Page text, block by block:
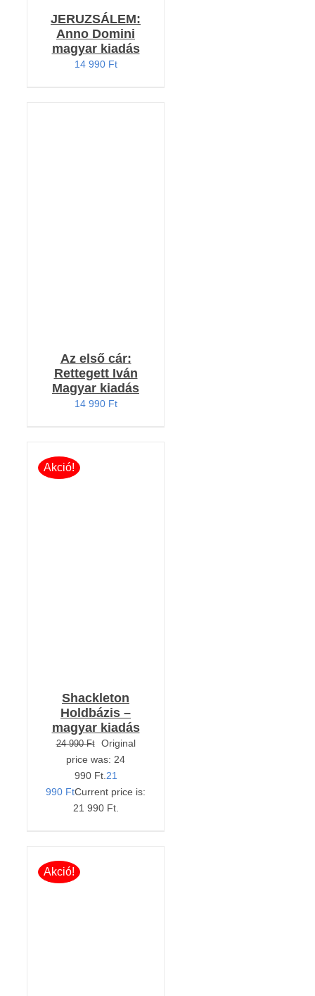
JERUZSÁLEM:
Anno Domini
magyar kiadás
14 990 Ft
Az első cár:
Rettegett Iván
Magyar kiadás
14 990 Ft
Akció!
Shackleton
Holdbázis –
magyar kiadás
24 990Ft
Original
price was: 24
990 Ft. 21
990 FtCurrent price is:
21 990 Ft.
Akció!